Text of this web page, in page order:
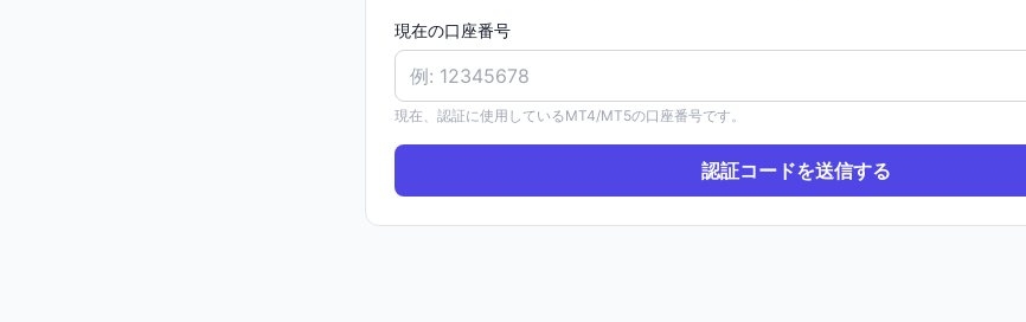
現在の口座番号
現在、認証に使用しているMT4/MT5の口座番号です。
認証コードを送信する